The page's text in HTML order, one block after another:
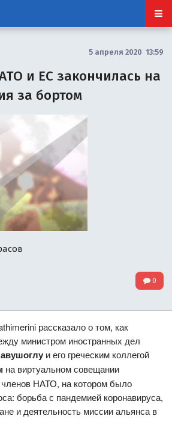
5 апреля 2020 13:59
и ЕС закончилась на
за бортом
0
рассказало о том, как
министром иностранных дел
и его греческим коллегой
на виртуальном совещании
НАТО, на котором было
борьба с пандемией коронавируса,
и деятельность миссии альянса в